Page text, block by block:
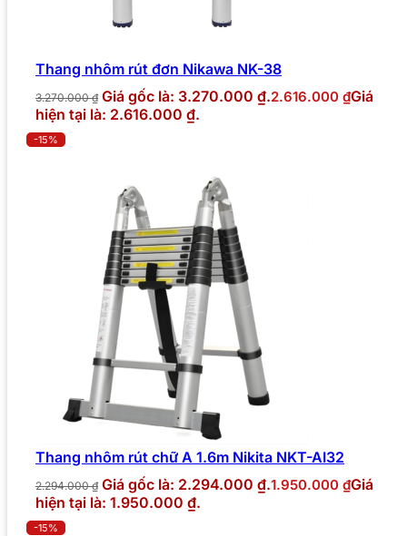
Thang nhôm rút đơn Nikawa NK-38
3.270.000₫ Giá gốc là: 3.270.000 ₫.2.616.000 ₫Giá
hiện tại là: 2.616.000 ₫.
-15%
Thang nhôm rút chữ A 1.6m Nikita NKT-AI32
2.294.000₫ Giá gốc là: 2.294.000 ₫.1.950.000 ₫Giá
hiện tại là: 1.950.000 ₫.
-15%